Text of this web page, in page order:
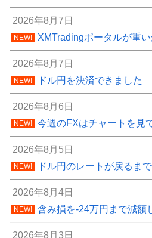
2026年8月7日
NEW! XMTradingポータルが重い
2026年8月7日
NEW! ドル円を決済できました
2026年8月6日
NEW! 今週のFXはチャートを見
2026年8月5日
NEW! ドル円のレートが戻るま
2026年8月4日
NEW! 含み損を-24万円まで減額
2026年8月3日